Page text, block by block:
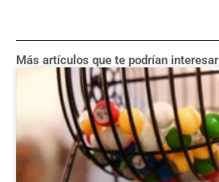
Más artículos que te podrían interesar